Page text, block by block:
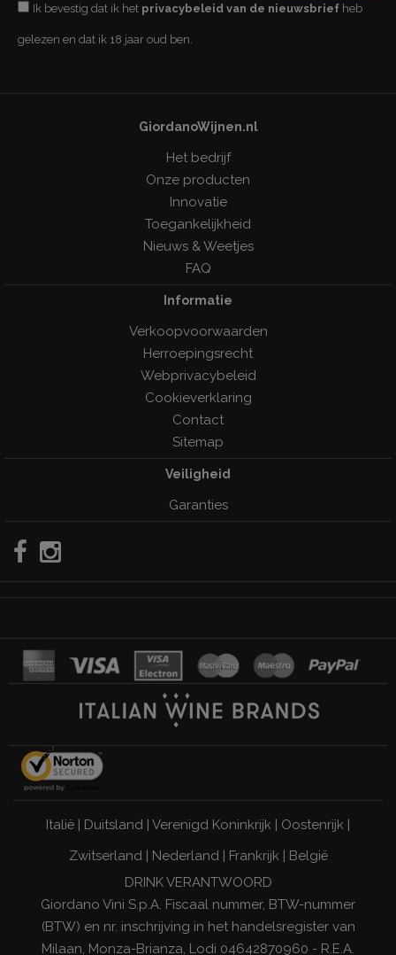
Ik bevestig dat ik het privacybeleid van de nieuwsbrief heb
gelezen en dat ik 18 jaar oud ben.
GiordanoWijnen.nl
Het bedrijf
Onze producten
Innovatie
Toegankelijkheid
Nieuws & Weetjes
FAQ
Informatie
Verkoopvoorwaarden
Herroepingsrecht
Webprivacybeleid
Cookieverklaring
Contact
Sitemap
Veiligheid
Garanties
Italië Duitsland Verenigd Koninkrijk Oostenrijk
Zwitserland| Nederland| Frankrijk|
België
DRINK VERANTWOORD
Giordano Vini S.p.A. Fiscaal nummer, BTW-nummer
(BTW) en nr. inschrijving in het handelsregister van
Milaan, Monza-Brianza, Lodi 04642870960 - R.E.A.